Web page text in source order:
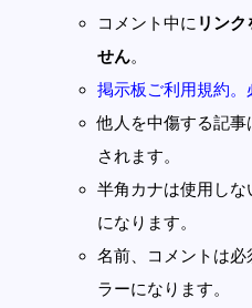
コメント中に リン
せん。
掲示板ご利用規約。
他人を中傷する記
されます。
半角カナは使用し
になります。
名前、コメントは
ラーになります。